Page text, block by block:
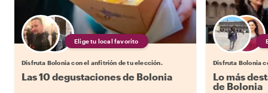
Elige tu local favorito
Disfruta Bolonia con el anfitrión de tu elección.
Las 10 degustaciones de Bolonia
Disfruta Bolonia
Lo más
de Bolonia